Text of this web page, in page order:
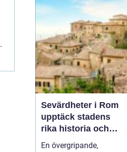
av möjligheterna att
flyga till Zürich, inklusive
olika flygtyper...
Sevärdheter i Rom
upptäck stadens
rika historia och
kulturella skatter
En övergripande,